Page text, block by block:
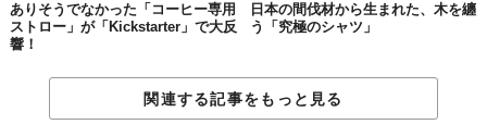
ありそうでなかった「コーヒー専用
ストロー」が「Kickstarter」で大反
響！
日本の間伐材から生まれた、木を纏
う「究極のシャツ」
関連する記事をもっと見る